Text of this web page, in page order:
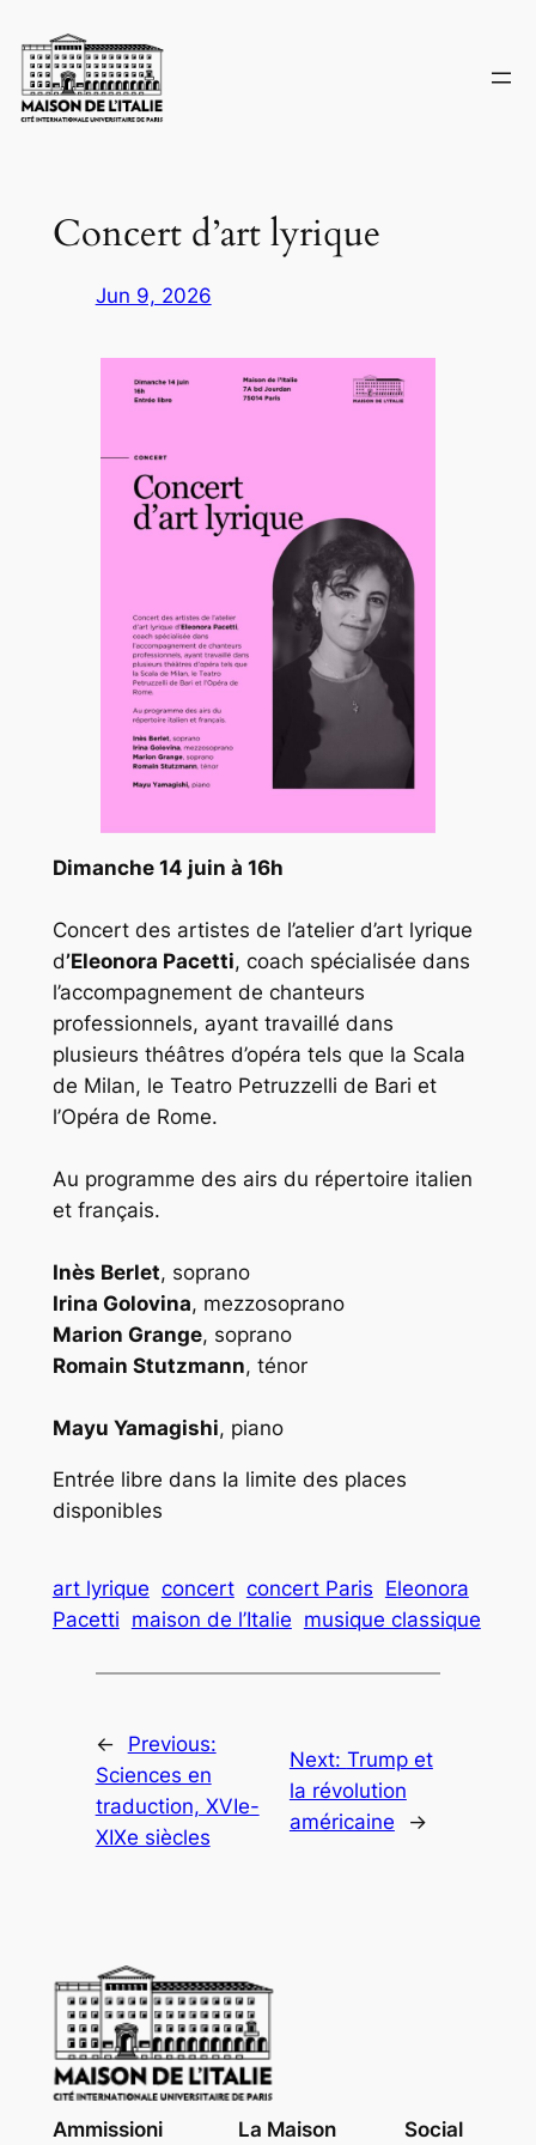
to
content
Concert d’art lyrique
Jun 9, 2026
Dimanche 14 juin à 16h
Concert des artistes de l’atelier d’art lyrique
d’Eleonora Pacetti, coach spécialisée dans
l’accompagnement de chanteurs
professionnels, ayant travaillé dans
plusieurs théâtres d’opéra tels que la Scala
de Milan, le Teatro Petruzzelli de Bari et
l’Opéra de Rome.
Au programme des airs du répertoire italien
et français.
Inès Berlet, soprano
Irina Golovina, mezzosoprano
Marion Grange, soprano
Romain Stutzmann, ténor
Mayu Yamagishi, piano
Entrée libre dans la limite des places
disponibles
art lyrique concert concert Paris Eleonora
Pacetti maison de l’Italie musique classique
←
Previous:
Sciences en
traduction, XVIe-
XIXe siècles
Next: Trump et
la révolution
américaine
→
Ammissioni La Maison Social